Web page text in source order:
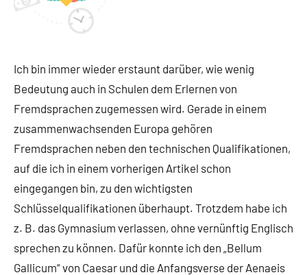
Ich bin immer wieder erstaunt darüber, wie wenig
Bedeutung auch in Schulen dem Erlernen von
Fremdsprachen zugemessen wird. Gerade in einem
zusammenwachsenden Europa gehören
Fremdsprachen neben den technischen Qualifikationen,
auf die ich in einem vorherigen Artikel schon
eingegangen bin, zu den wichtigsten
Schlüsselqualifikationen überhaupt. Trotzdem habe ich
z. B. das Gymnasium verlassen, ohne vernünftig Englisch
sprechen zu können. Dafür konnte ich den „Bellum
Gallicum“ von Caesar und die Anfangsverse der Aenaeis